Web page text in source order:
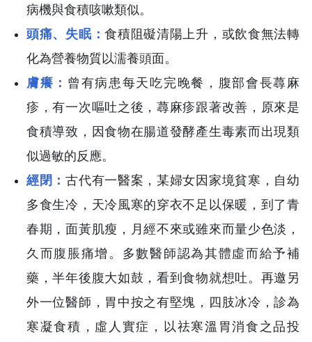
病機與食積咳嗽類似。
頭痛、失眠：食積阻礙清陽上升，或飲食無法轉
化為營養物質以濡養頭面。
膚癢： 曾有病患每天吃完晚餐，腹部會長蕁麻
疹，有一次嘔吐之後，蕁麻疹跟著改善，原來是
食積導致，因食物在腸道發酵產生毒素而出現類
似過敏的反應。
經閉：古代有一醫案，某婦女因家境貧寒，自幼
多食生冷，天冷風寒的穿衣不足以保暖，到了青
春期，面黃肌瘦，月經不來或雖來而量少色淡，
久而腹脹痛增。多數醫師認為其體虛而給予補
藥，半年後腹大如鼓，看到食物就想吐。再邀另
外一位醫師，胃中按之有堅塊，四肢冰冷，診為
寒凝食積，虛人實症，以祛寒溫胃消食之品投